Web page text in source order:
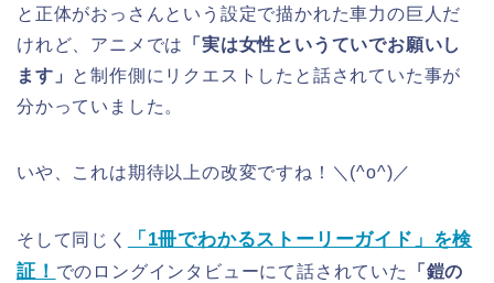
と正体がおっさんという設定で描かれた車力の巨人だ
けれど、アニメでは
「実は女性というていでお願いし
ます」 と制作側にリクエストしたと話されていた事が
分かっていました。
いや、これは期待以上の改変ですね！＼(^o^)／
そして同じく
「1冊でわかるストーリーガイド」を検
証！ でのロングインタビューにて話されていた
「鎧の